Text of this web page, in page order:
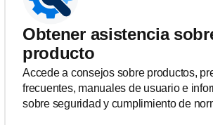
Obtener asistencia
producto
Accede a consejos sobre productos,
frecuentes, manuales de usuario e
sobre seguridad y cumplimiento de